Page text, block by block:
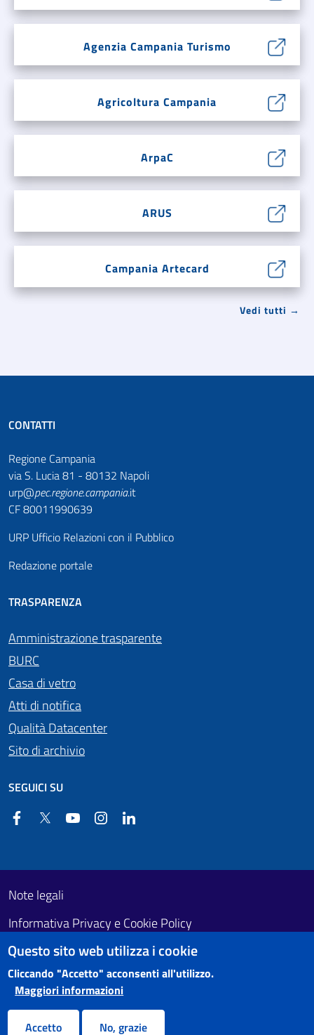
Agenzia Campania Turismo
Agricoltura Campania
ArpaC
ARUS
Campania Artecard
Vedi tutti →
CONTATTI
Regione Campania
via S. Lucia 81 - 80132 Napoli
urp@pec.regione.campania.it
CF 80011990639
URP Ufficio Relazioni con il Pubblico
Redazione portale
TRASPARENZA
Amministrazione trasparente
BURC
Casa di vetro
Atti di notifica
Qualità Datacenter
Sito di archivio
SEGUICI SU
FacebookTwitter YouTube Instagram
Footer First
Useful links section
Note legali
Informativa Privacy e Cookie Policy
Obiettivi di accessibilità
Questo sito web utilizza i cookie
Cliccando "Accetto" acconsenti all'utilizzo.
Maggiori informazioni
Accetto No, grazie